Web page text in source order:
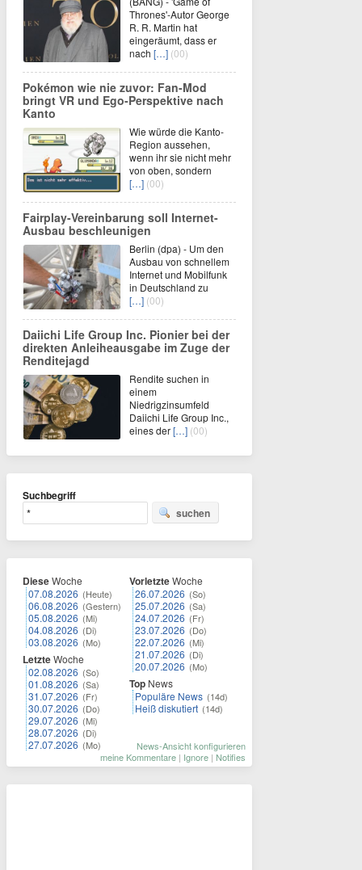
Thrones'-Autor George
R. R. Martin hat
eingeräumt, dass er
nach […] (00)
Pokémon wie nie zuvor: Fan-Mod
bringt VR und Ego-Perspektive nach
Kanto
Wie würde die Kanto-
Region aussehen,
wenn ihr sie nicht mehr
von oben, sondern
[…] (00)
Fairplay-Vereinbarung soll Internet-
Ausbau beschleunigen
Berlin (dpa) - Um den
Ausbau von schnellem
Internet und Mobilfunk
in Deutschland zu
[…] (00)
Daiichi Life Group Inc. Pionier bei der
direkten Anleiheausgabe im Zuge der
Renditejagd
Rendite suchen in
einem
Niedrigzinsumfeld
Daiichi Life Group Inc.,
eines der[…] (00)
Suchbegriff
suchen
DieseWoche
07.08.2026 (Heute)
06.08.2026 (Gestern)
05.08.2026 (Mi)
04.08.2026 (Di)
03.08.2026 (Mo)
LetzteWoche
02.08.2026 (So)
01.08.2026 (Sa)
31.07.2026 (Fr)
30.07.2026 (Do)
29.07.2026 (Mi)
28.07.2026 (Di)
27.07.2026 (Mo)
VorletzteWoche
26.07.2026 (So)
25.07.2026 (Sa)
24.07.2026 (Fr)
23.07.2026 (Do)
22.07.2026 (Mi)
21.07.2026 (Di)
20.07.2026 (Mo)
Top News
Populäre News (14d)
Heiß diskutiert (14d)
News-Ansicht konfigurieren
meine Kommentare | Ignore | Notifies